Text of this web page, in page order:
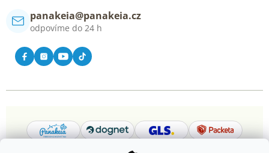
panakeia@panakeia.cz
odpovíme do 24 h